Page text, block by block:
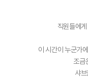
직원들에
이 시간이 누군가
조금
샤